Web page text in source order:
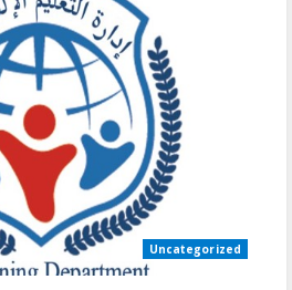
امتحان
الجزء
الاول
مارس
2022
Uncategorized